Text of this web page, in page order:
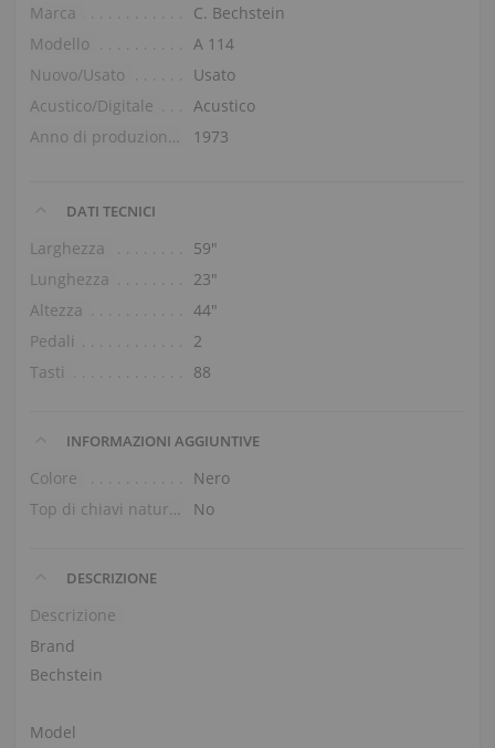
Marca
C. Bechstein
Modello
A 114
Nuovo/Usato
Usato
Acustico/Digitale
Acustico
Anno di produzione
1973
DATI TECNICI
Larghezza
59″
Lunghezza
23″
Altezza
44″
Pedali
2
Tasti
88
INFORMAZIONI AGGIUNTIVE
Colore
Nero
Top di chiavi naturali
No
DESCRIZIONE
Descrizione
Brand
Bechstein
Model